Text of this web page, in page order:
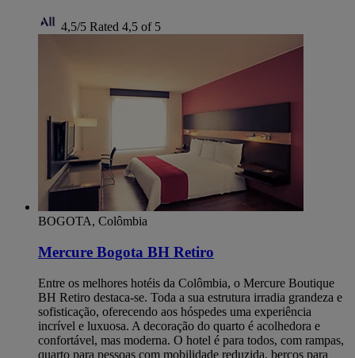
4,5/5 Rated 4,5 of 5
BOGOTA, Colômbia
Mercure Bogota BH Retiro
Entre os melhores hotéis da Colômbia, o Mercure Boutique
BH Retiro destaca-se. Toda a sua estrutura irradia grandeza e
sofisticação, oferecendo aos hóspedes uma experiência
incrível e luxuosa. A decoração do quarto é acolhedora e
confortável, mas moderna. O hotel é para todos, com rampas,
quarto para pessoas com mobilidade reduzida, berços para